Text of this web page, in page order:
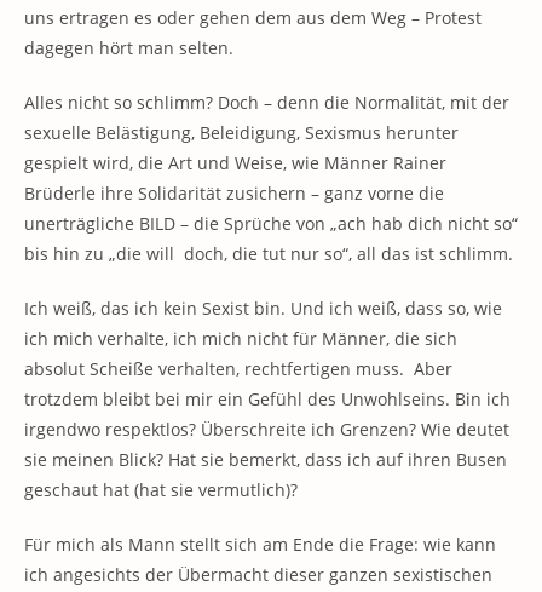
uns ertragen es oder gehen dem aus dem Weg – Protest
dagegen hört man selten.
Alles nicht so schlimm? Doch – denn die Normalität, mit der
sexuelle Belästigung, Beleidigung, Sexismus herunter
gespielt wird, die Art und Weise, wie Männer Rainer
Brüderle ihre Solidarität zusichern – ganz vorne die
unerträgliche BILD – die Sprüche von „ach hab dich nicht so“
bis hin zu „die will doch, die tut nur so“, all das ist schlimm.
Ich weiß, das ich kein Sexist bin. Und ich weiß, dass so, wie
ich mich verhalte, ich mich nicht für Männer, die sich
absolut Scheiße verhalten, rechtfertigen muss. Aber
trotzdem bleibt bei mir ein Gefühl des Unwohlseins. Bin ich
irgendwo respektlos? Überschreite ich Grenzen? Wie deutet
sie meinen Blick? Hat sie bemerkt, dass ich auf ihren Busen
geschaut hat (hat sie vermutlich)?
Für mich als Mann stellt sich am Ende die Frage: wie kann
ich angesichts der Übermacht dieser ganzen sexistischen